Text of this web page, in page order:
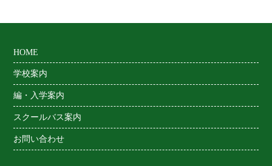
HOME
学校案内
編・入学案内
スクールバス案内
お問い合わせ